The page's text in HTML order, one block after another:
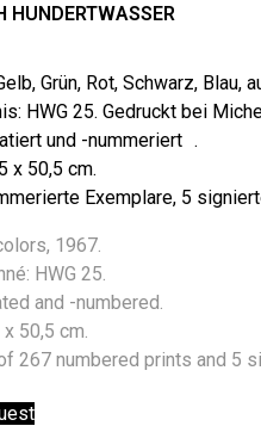
HUNDERTWASSER
Grün, Rot, Schwarz, Blau,
HWG 25. Gedruckt bei
und -nummeriert .
x 50,5 cm.
Exemplare, 5
1967.
HWG 25.
and -numbered.
50,5 cm.
267 numbered prints and 5